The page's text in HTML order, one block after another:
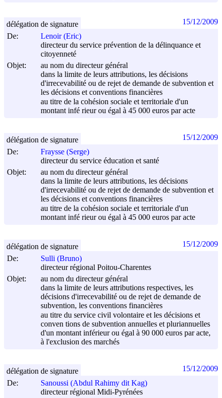
De:
Lenoir (Eric)
directeur du service prévention de la délinquance et
citoyenneté
Objet:
au nom du directeur général
dans la limite de leurs attributions, les décisions
d'irrecevabilité ou de rejet de demande de subvention et
les décisions et conventions financières
au titre de la cohésion sociale et territoriale d'un
montant infé rieur ou égal à 45 000 euros par acte
délégation de signature 15/12/2009
De:
Fraysse (Serge)
directeur du service éducation et santé
Objet:
au nom du directeur général
dans la limite de leurs attributions, les décisions
d'irrecevabilité ou de rejet de demande de subvention et
les décisions et conventions financières
au titre de la cohésion sociale et territoriale d'un
montant infé rieur ou égal à 45 000 euros par acte
délégation de signature 15/12/2009
De:
Sulli (Bruno)
directeur régional Poitou-Charentes
Objet:
au nom du directeur général
dans la limite de leurs attributions respectives, les
décisions d'irrecevabilité ou de rejet de demande de
subvention, les conventions financières
au titre du service civil volontaire et les décisions et
conven tions de subvention annuelles et pluriannuelles
d'un montant inférieur ou égal à 90 000 euros par acte,
à l'exclusion des marchés
délégation de signature 15/12/2009
De:
Sanoussi (Abdul Rahimy dit Kag)
directeur régional Midi-Pyrénées
délégation de signature 15/12/2009